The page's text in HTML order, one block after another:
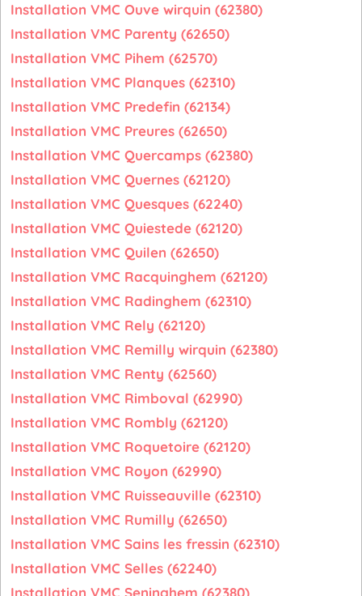
Installation VMC Ouve wirquin (62380)
Installation VMC Parenty (62650)
Installation VMC Pihem (62570)
Installation VMC Planques (62310)
Installation VMC Predefin (62134)
Installation VMC Preures (62650)
Installation VMC Quercamps (62380)
Installation VMC Quernes (62120)
Installation VMC Quesques (62240)
Installation VMC Quiestede (62120)
Installation VMC Quilen (62650)
Installation VMC Racquinghem (62120)
Installation VMC Radinghem (62310)
Installation VMC Rely (62120)
Installation VMC Remilly wirquin (62380)
Installation VMC Renty (62560)
Installation VMC Rimboval (62990)
Installation VMC Rombly (62120)
Installation VMC Roquetoire (62120)
Installation VMC Royon (62990)
Installation VMC Ruisseauville (62310)
Installation VMC Rumilly (62650)
Installation VMC Sains les fressin (62310)
Installation VMC Selles (62240)
Installation VMC Seninghem (62380)